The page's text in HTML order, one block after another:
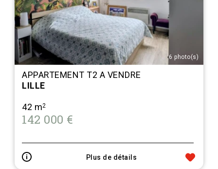
6 photo(s)
APPARTEMENT T2 A VENDRE
LILLE
42 m2
142 000 €
Plus de détails